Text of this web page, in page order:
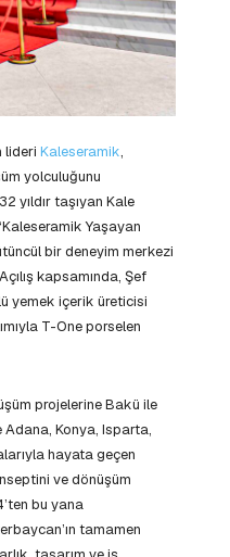
lideri Kaleseramik,
yolculuğunu
yıldır taşıyan Kale
Yaşayan
bir deneyim merkezi
kapsamında, Şef
yemek içerik üreticisi
T-One porselen
projelerine Bakü ile
Adana, Konya, Isparta,
hayata geçen
ve dönüşüm
bu yana
tamamen